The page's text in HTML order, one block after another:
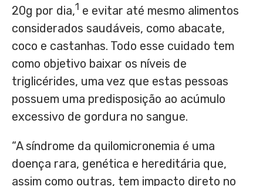
20g por dia,1 e evitar até mesmo alimentos
considerados saudáveis, como abacate,
coco e castanhas. Todo esse cuidado tem
como objetivo baixar os níveis de
triglicérides, uma vez que estas pessoas
possuem uma predisposição ao acúmulo
excessivo de gordura no sangue.
“A síndrome da quilomicronemia é uma
doença rara, genética e hereditária que,
assim como outras, tem impacto direto no